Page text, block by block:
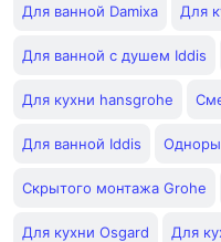
Для ванной Damixa Для
Для ванной с душем Iddis
Для кухни hansgrohe
Для ванной Iddis
Скрытого монтажа Grohe
Для кухни Osgard Для